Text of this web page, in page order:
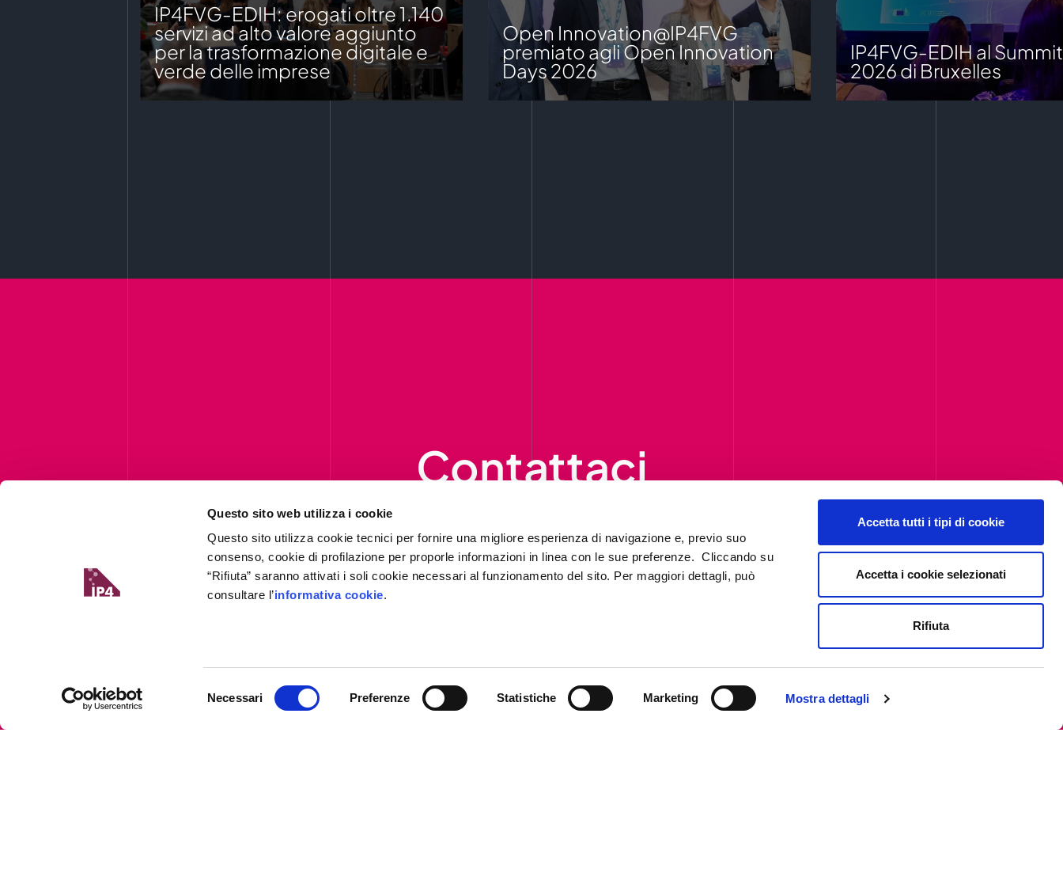
Questo sito web utilizza i cookie
Questo sito utilizza cookie tecnici per fornire una migliore esperienza di navigazione e, previo suo
consenso, cookie di profilazione per proporle informazioni in linea con le sue preferenze. Cliccando su
“Rifiuta” saranno attivati i soli cookie necessari al funzionamento del sito. Per maggiori dettagli, può
consultare l’informativa cookie.
Necessari Preferenze Statistiche Marketing Mostra dettagli
Accetta tutti i tipi di cookie
Accetta i cookie selezionati
Rifiuta
IP4FVG-EDIH: erogati oltre 1.140
servizi ad alto valore aggiunto
per la trasformazione digitale e
verde delle imprese
Open Innovation@IP4FVG
premiato agli Open Innovation
Days 2026
IP4FVG-EDIH al
2026 di Bruxelles
Contattaci
Compila il form per richiedere informazioni,